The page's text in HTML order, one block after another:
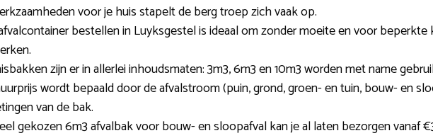
voor je huis stapelt de berg troep zich vaak op.
bestellen in Luyksgestel is ideaal om zonder moeite en voor
zijn er in allerlei inhoudsmaten: 3m3, 6m3 en 10m3 worden met name
wordt bepaald door de afvalstroom (puin, grond, groen- en tuin, bouw- en
van de bak.
gekozen 6m3 afvalbak voor bouw- en sloopafval kan je al laten bezorgen vanaf